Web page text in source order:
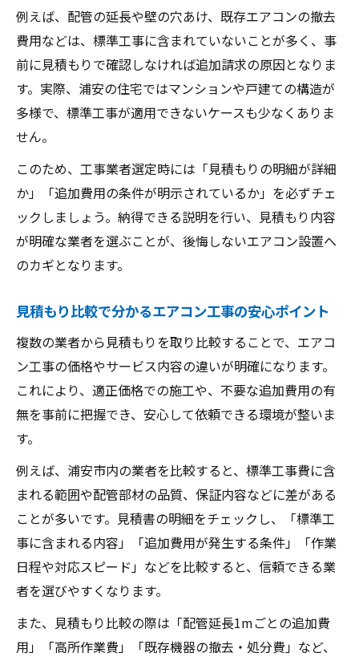
例えば、配管の延長や壁の穴あけ、既存エアコンの撤去
費用などは、標準工事に含まれていないことが多く、事
前に見積もりで確認しなければ追加請求の原因となりま
す。実際、浦安の住宅ではマンションや戸建ての構造が
多様で、標準工事が適用できないケースも少なくありま
せん。
このため、工事業者選定時には「見積もりの明細が詳細
か」「追加費用の条件が明示されているか」を必ずチェ
ックしましょう。納得できる説明を行い、見積もり内容
が明確な業者を選ぶことが、後悔しないエアコン設置へ
のカギとなります。
見積もり比較で分かるエアコン工事の安心ポイント
複数の業者から見積もりを取り比較することで、エアコ
ン工事の価格やサービス内容の違いが明確になります。
これにより、適正価格での施工や、不要な追加費用の有
無を事前に把握でき、安心して依頼できる環境が整いま
す。
例えば、浦安市内の業者を比較すると、標準工事費に含
まれる範囲や配管部材の品質、保証内容などに差がある
ことが多いです。見積書の明細をチェックし、「標準工
事に含まれる内容」「追加費用が発生する条件」「作業
日程や対応スピード」などを比較すると、信頼できる業
者を選びやすくなります。
また、見積もり比較の際は「配管延長1mごとの追加費
用」「高所作業費」「既存機器の撤去・処分費」など、